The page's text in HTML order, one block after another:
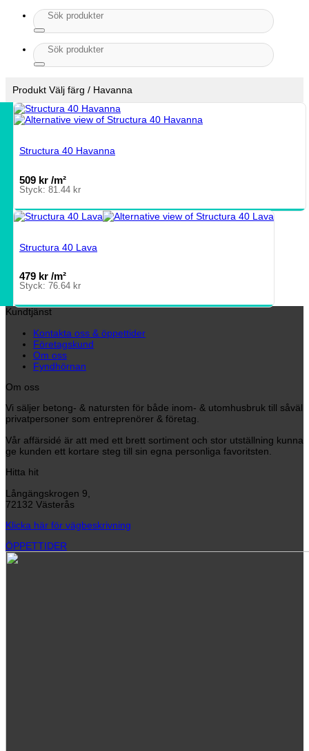
Sök
efter:
Sök
efter:
Produkt Välj färg / Havanna
Structura 40 Havanna
509 kr /m²
Styck: 81.44 kr
Structura 40 Lava
479 kr /m²
Styck: 76.64 kr
Kundtjänst
Kontakta oss & öppettider
Företagskund
Om oss
Fyndhörnan
Om oss
Vi säljer betong- & natursten för både inom- & utomhusbruk till såväl
privatpersoner som entreprenörer & företag.
Vår affärsidé är att med ett brett sortiment och stor utställning kunna
ge kunden ett kortare steg till sin egna personliga favoritsten.
Hitta hit
Långängskrogen 9,
72132 Västerås
Klicka här för vägbeskrivning
ÖPPETTIDER